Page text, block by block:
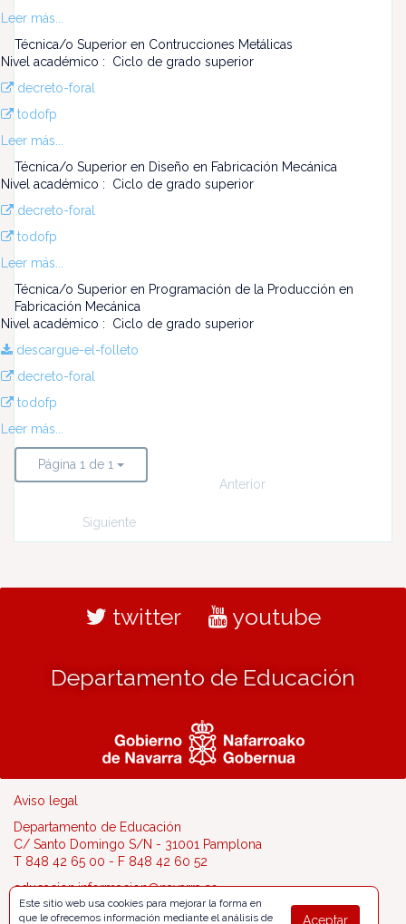
Leer más...
Técnica/o Superior en Contrucciones Metálicas
Nivel académico : Ciclo de grado superior
decreto-foral
todofp
Leer más...
Técnica/o Superior en Diseño en Fabricación Mecánica
Nivel académico : Ciclo de grado superior
decreto-foral
todofp
Leer más...
Técnica/o Superior en Programación de la Producción en
Fabricación Mecánica
Nivel académico : Ciclo de grado superior
descargue-el-folleto
decreto-foral
todofp
Leer más...
Página 1 de 1
Anterior
Siguiente
twitter youtube
Departamento de Educación
Aviso legal
Departamento de Educación
C/ Santo Domingo S/N - 31001 Pamplona
T 848 42 65 00 - F 848 42 60 52
educacion.informacion@navarra.es
Aceptar
Este sitio web usa cookies para mejorar la forma en
que le ofrecemos información mediante el análisis de